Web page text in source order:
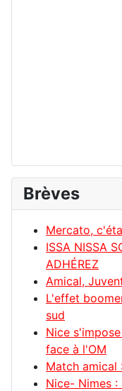
Brèves
Mercato,
ISSA NISSA
ADHÉREZ
Amical,
L'effet
sud
Nice
face à l'OM
Match amical
Nice- Nimes :